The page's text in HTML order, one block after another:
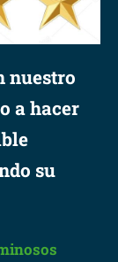
nuestro
a hacer
su